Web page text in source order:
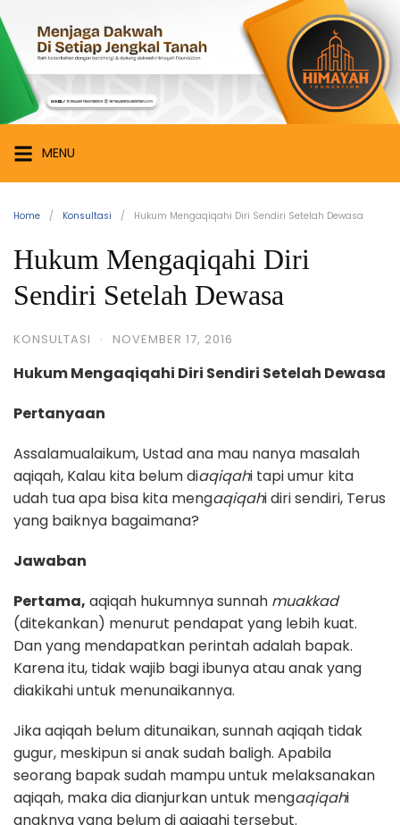
to
content
Himayah
Foundation
Menjaga
Dakwah
di
Setiap
Jengkal
MENU
Home Konsultasi Hukum Mengaqiqahi Diri Sendiri Setelah Dewasa
Hukum Mengaqiqahi Diri
Sendiri Setelah Dewasa
KONSULTASI · NOVEMBER 17, 2016
Hukum Mengaqiqahi Diri Sendiri Setelah Dewasa
Pertanyaan
Assalamualaikum, Ustad ana mau nanya masalah
aqiqah, Kalau kita belum diaqiqahi tapi umur kita
udah tua apa bisa kita mengaqiqahi diri sendiri, Terus
yang baiknya bagaimana?
Jawaban
Pertama, aqiqah hukumnya sunnah muakkad
(ditekankan) menurut pendapat yang lebih kuat.
Dan yang mendapatkan perintah adalah bapak.
Karena itu, tidak wajib bagi ibunya atau anak yang
diakikahi untuk menunaikannya.
Jika aqiqah belum ditunaikan, sunnah aqiqah tidak
gugur, meskipun si anak sudah baligh. Apabila
seorang bapak sudah mampu untuk melaksanakan
aqiqah, maka dia dianjurkan untuk mengaqiqahi
anaknya yang belum di aqiqahi tersebut.